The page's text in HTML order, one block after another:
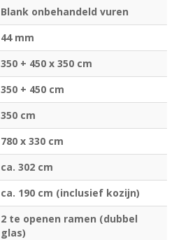
Blank onbehandeld vuren
44 mm
350 + 450 x 350 cm
350 + 450 cm
350 cm
780 x 330 cm
ca. 302 cm
ca. 190 cm (inclusief kozijn)
2 te openen ramen (dubbel
glas)